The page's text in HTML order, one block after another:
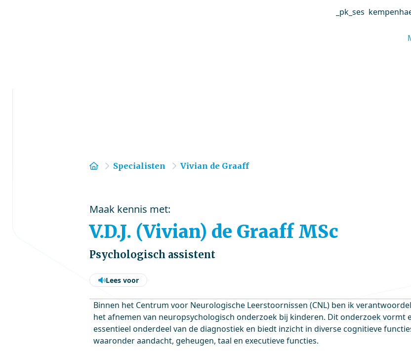
_pk_ses
Home
Specialisten Vivian de Graaff
Maak kennis met:
V.D.J. (Vivian) de Graaff MSc
Psychologisch assistent
Lees voor
Binnen het Centrum voor Neurologische Leerstoornissen (CNL) ben ik
het afnemen van neuropsychologisch onderzoek bij kinderen. Dit onderzoek vormt
essentieel onderdeel van de diagnostiek en biedt inzicht in diverse cognitieve
waaronder aandacht, geheugen, taal en executieve functies.